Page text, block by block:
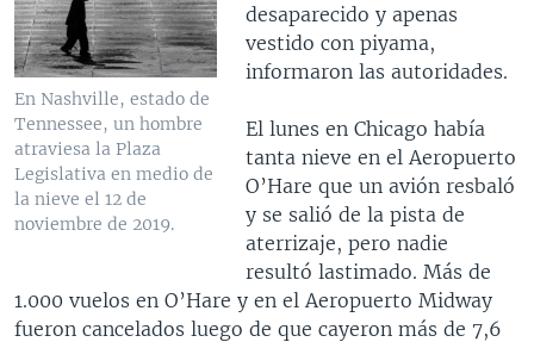
En Nashville, estado de
Tennessee, un hombre
atraviesa la Plaza
Legislativa en medio de
la nieve el 12 de
noviembre de 2019.
desaparecido y apenas
vestido con piyama,
informaron las autoridades.
El lunes en Chicago había
tanta nieve en el Aeropuerto
O’Hare que un avión resbaló
y se salió de la pista de
aterrizaje, pero nadie
resultó lastimado. Más de
1.000 vuelos en O’Hare y en el Aeropuerto Midway
fueron cancelados luego de que cayeron más de 7,6